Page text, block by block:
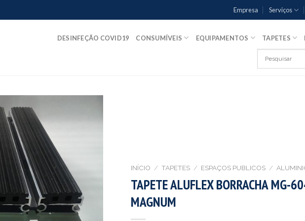
Empresa Serviços
DESINFEÇÃO COVID19 CONSUMÍVEIS EQUIPAMENTOS TAPETES
INÍCIO / TAPETES / ESPAÇOS PUBLICOS /
TAPETE ALUFLEX BORRACHA MG-
MAGNUM